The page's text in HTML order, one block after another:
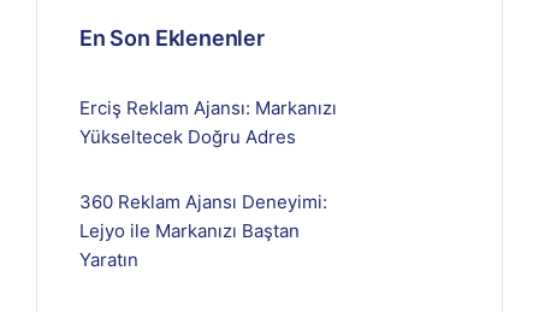
En Son Eklenenler
Erciş Reklam Ajansı: Markanızı
Yükseltecek Doğru Adres
360 Reklam Ajansı Deneyimi:
Lejyo ile Markanızı Baştan
Yaratın